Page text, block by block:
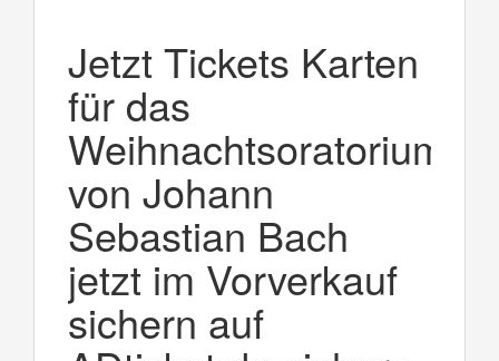
Jetzt Tickets Karten
für das
Weihnachtsoratorium
von Johann
Sebastian Bach
jetzt im Vorverkauf
sichern auf